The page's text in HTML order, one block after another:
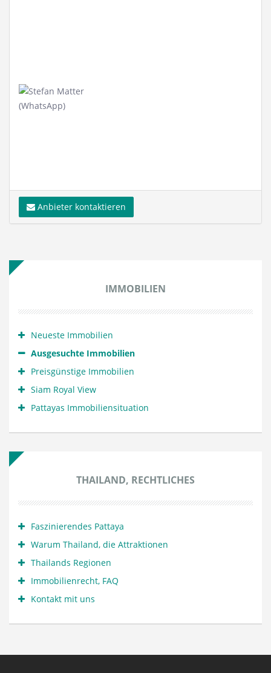
Anbieter kontaktieren
IMMOBILIEN
Neueste Immobilien
Ausgesuchte Immobilien
Preisgünstige Immobilien
Siam Royal View
Pattayas Immobiliensituation
THAILAND, RECHTLICHES
Faszinierendes Pattaya
Warum Thailand, die Attraktionen
Thailands Regionen
Immobilienrecht, FAQ
Kontakt mit uns